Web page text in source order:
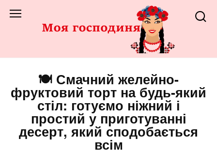
до
🍽️ Смачний желейно-
фруктовий торт на будь-який
стіл: готуємо ніжний і
простий у приготуванні
десерт, який сподобається
всім